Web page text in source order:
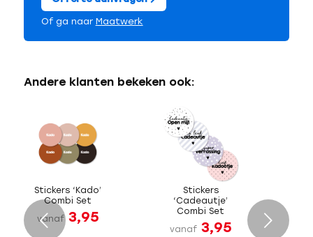
Of ga naar Maatwerk
Andere klanten bekeken ook:
Stickers ‘Kado’
Combi Set
vanaf 3,95
Stickers
‘Cadeautje’
Combi Set
vanaf 3,95
Volgende